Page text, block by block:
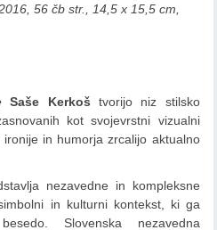
56 čb str., 14,5 x 15,5 cm,
Saše Kerkoš tvorijo niz stilsko
kot svojevrstni vizualni
in humorja zrcalijo aktualno
nezavedne in kompleksne
in kulturni kontekst, ki ga
Slovenska nezavedna